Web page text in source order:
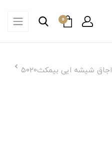
0
اجاق شیشه ایی بیمکث۵۰۲۰